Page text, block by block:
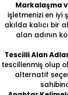
Markalaşma
işletmenizi en iyi
akılda kalıcı bir
alan adının
Tescilli Alan
tescillenmiş olup
alternatif